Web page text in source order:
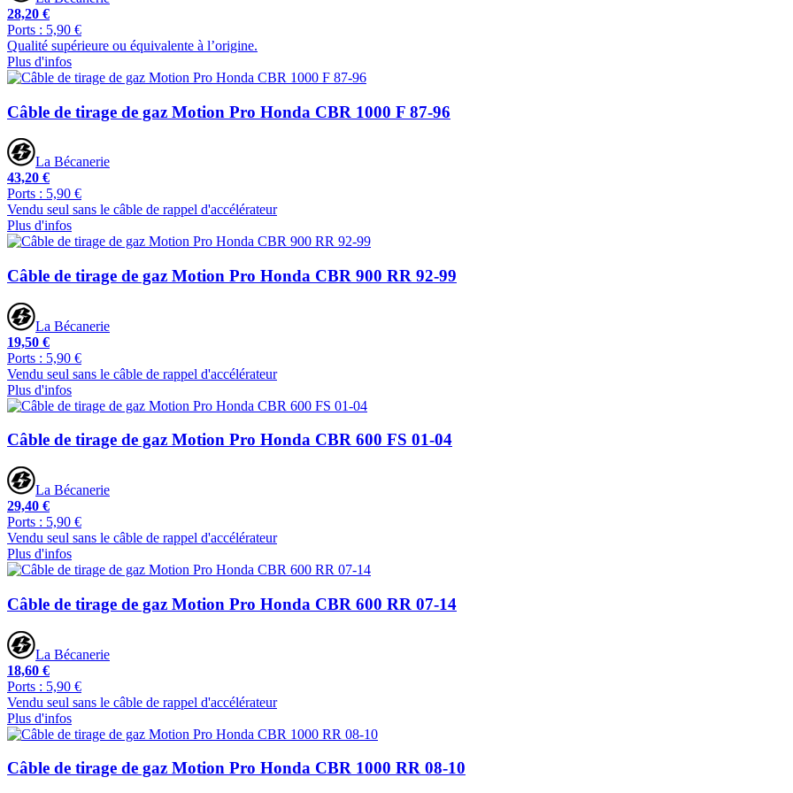
28,20 €
Ports : 5,90 €
Qualité supérieure ou équivalente à l’origine.
Plus d'infos
Câble de tirage de gaz Motion Pro Honda CBR 1000 F 87-96
La Bécanerie
43,20 €
Ports : 5,90 €
Vendu seul sans le câble de rappel d'accélérateur
Plus d'infos
Câble de tirage de gaz Motion Pro Honda CBR 900 RR 92-99
La Bécanerie
19,50 €
Ports : 5,90 €
Vendu seul sans le câble de rappel d'accélérateur
Plus d'infos
Câble de tirage de gaz Motion Pro Honda CBR 600 FS 01-04
La Bécanerie
29,40 €
Ports : 5,90 €
Vendu seul sans le câble de rappel d'accélérateur
Plus d'infos
Câble de tirage de gaz Motion Pro Honda CBR 600 RR 07-14
La Bécanerie
18,60 €
Ports : 5,90 €
Vendu seul sans le câble de rappel d'accélérateur
Plus d'infos
Câble de tirage de gaz Motion Pro Honda CBR 1000 RR 08-10